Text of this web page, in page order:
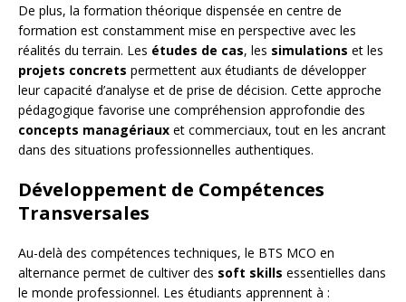
De plus, la formation théorique dispensée en centre de
formation est constamment mise en perspective avec les
réalités du terrain. Les études de cas, les simulations et les
projets concrets permettent aux étudiants de développer
leur capacité d’analyse et de prise de décision. Cette approche
pédagogique favorise une compréhension approfondie des
concepts managériaux et commerciaux, tout en les ancrant
dans des situations professionnelles authentiques.
Développement de Compétences
Transversales
Au-delà des compétences techniques, le BTS MCO en
alternance permet de cultiver des soft skills essentielles dans
le monde professionnel. Les étudiants apprennent à :